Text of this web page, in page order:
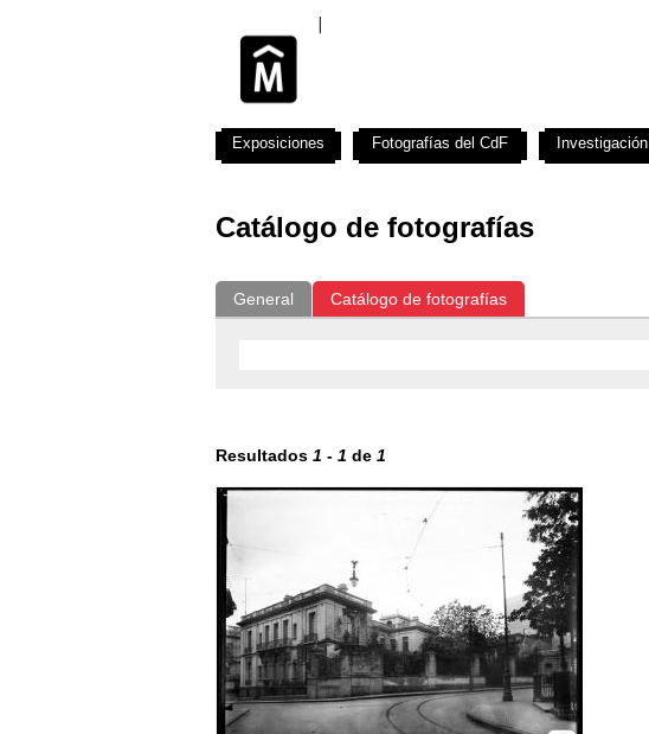
Catálogo de fotografías
General Catálogo de fotografías
Resultados 1 - 1 de 1
Exposiciones Fotografías del CdF Investigación